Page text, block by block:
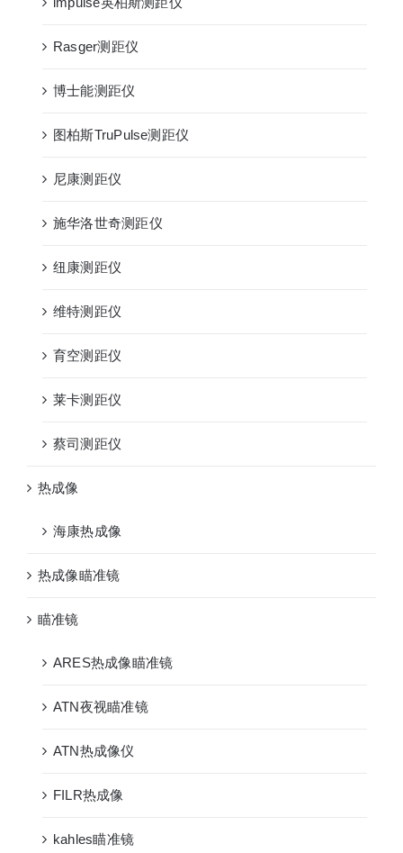
Rasger测距仪
博士能测距仪
图柏斯TruPulse测距仪
尼康测距仪
施华洛世奇测距仪
纽康测距仪
维特测距仪
育空测距仪
莱卡测距仪
蔡司测距仪
热成像
海康热成像
热成像瞄准镜
瞄准镜
ARES热成像瞄准镜
ATN夜视瞄准镜
ATN热成像仪
FILR热成像
kahles瞄准镜